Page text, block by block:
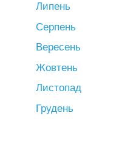
Липень
Серпень
Вересень
Жовтень
Листопад
Грудень